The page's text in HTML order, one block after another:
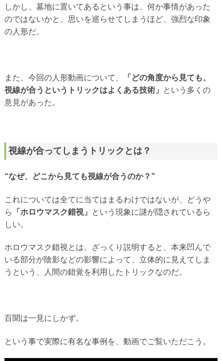
しかし、墓地に置いてあるという事は、何か事情があった
のではないかと、思いを巡らせてしまうほど、強烈な印象
の人形だ。
また、今回の人形動画について、
「どの角度から見ても、
視線が合うというトリックはよくある技術」
という多くの
意見があった。
視線が合ってしまうトリックとは？
“なぜ、どこから見ても視線が合うのか？”
これについては全てに当てはまるわけではないが、どうや
ら
「ホロウマスク錯視」
という現象に謎が隠されているら
しい。
ホロウマスク錯視とは、ざっくり説明すると、本来凹んで
いる部分が陰影などの影響によって、立体的に見えてしま
うという、人間の錯覚を利用したトリックなのだ。
百聞は一見にしかず。
という事で実際に有名な事例を、動画でご覧いただこう。